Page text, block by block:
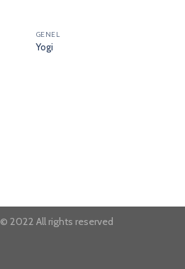
GENEL
Yogi
2022 All rights reserved